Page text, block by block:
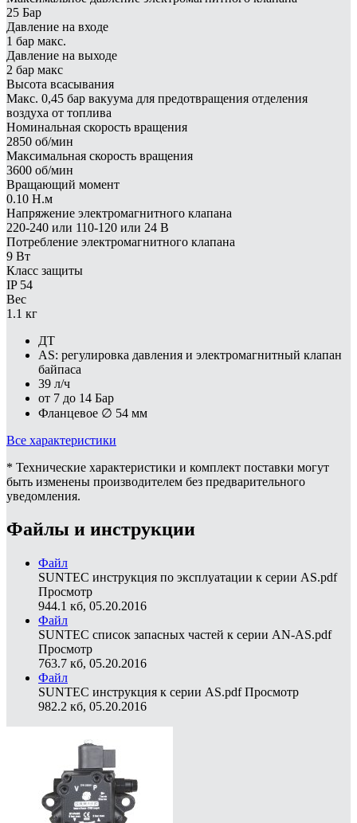
25 Бар
Давление на входе
1 бар макс.
Давление на выходе
2 бар макс
Высота всасывания
Макс. 0,45 бар вакуума для предотвращения отделения
воздуха от топлива
Номинальная скорость вращения
2850 об/мин
Максимальная скорость вращения
3600 об/мин
Вращающий момент
0.10 Н.м
Напряжение электромагнитного клапана
220-240 или 110-120 или 24 В
Потребление электромагнитного клапана
9 Вт
Класс защиты
IP 54
Вес
1.1 кг
ДТ
AS: регулировка давления и электромагнитный клапан
байпаса
39 л/ч
от 7 до 14 Бар
Фланцевое ∅ 54 мм
Все характеристики
* Технические характеристики и комплект поставки могут
быть изменены производителем без предварительного
уведомления.
Файлы и инструкции
Файл
SUNTEC инструкция по эксплуатации к серии AS.pdf
Просмотр
944.1 кб, 05.20.2016
Файл
SUNTEC список запасных частей к серии AN-AS.pdf
Просмотр
763.7 кб, 05.20.2016
Файл
SUNTEC инструкция к серии AS.pdf Просмотр
982.2 кб, 05.20.2016